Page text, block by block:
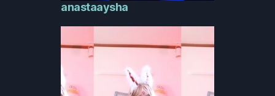
anastaaysha